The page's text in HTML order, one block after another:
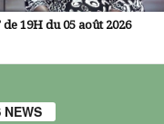
de 19H du 05 août 2026
NEWS